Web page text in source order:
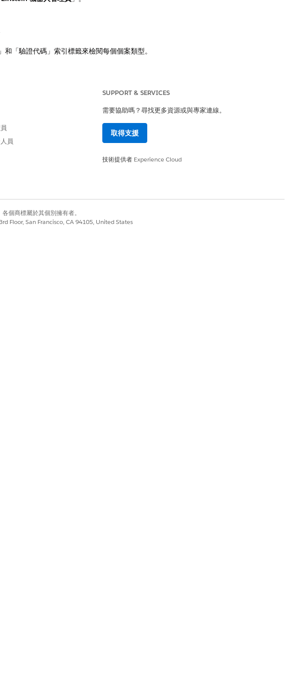
「驗證代碼」索引標籤來檢閱每個個案類型。
員
SUPPORT & SERVICES
需要協助嗎？尋找更多資源或與專家連線。
取得支援
技術提供者 Experience Cloud
個商標屬於其個別擁有者。
Floor, San Francisco, CA 94105, United States